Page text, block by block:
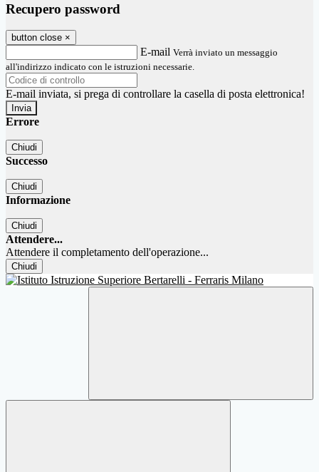
Recupero password
button close ×
E-mail Verrà inviato un messaggio
all'indirizzo indicato con le istruzioni necessarie.
E-mail inviata, si prega di controllare la casella di posta elettronica!
Errore
Chiudi
Successo
Chiudi
Informazione
Chiudi
Attendere...
Attendere il completamento dell'operazione...
Chiudi